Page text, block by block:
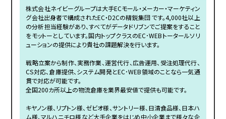
株式会社ネイビーグループは大手ECモール・メーカー・マーケティン
グ会社出身者で構成されたEC・D2Cの精鋭集団 です。4,000社以上
の分析担当経験があり、すべてがデータドリブンでご提案をすること
をモットーとしています。国内トップクラスのEC･WEBトータールソリ
ューションの提供により貴社の課題解決を行います。
戦略立案から制作、実務作業、運営代行、広告運用、受注処理代行、
CS対応、倉庫提供、システム開発とEC･WEB領域のことなら一気通
貫で対応が可能です。
全国200カ所以上の物流倉庫を業界最安値で提供も可能です。
キヤノン様、リプトン様、ゼビオ様、サントリー様、日清食品様、日本ハ
ム様、マルハニチロ様など大手企業をはじめ中小企業まで様々な企